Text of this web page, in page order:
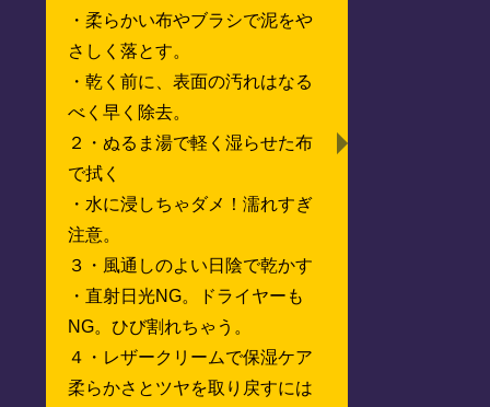
・柔らかい布やブラシで泥をや
さしく落とす。
・乾く前に、表面の汚れはなる
べく早く除去。
２・ぬるま湯で軽く湿らせた布
で拭く
・水に浸しちゃダメ！濡れすぎ
注意。
３・風通しのよい日陰で乾かす
・直射日光NG。ドライヤーも
NG。ひび割れちゃう。
４・レザークリームで保湿ケア
柔らかさとツヤを取り戻すには